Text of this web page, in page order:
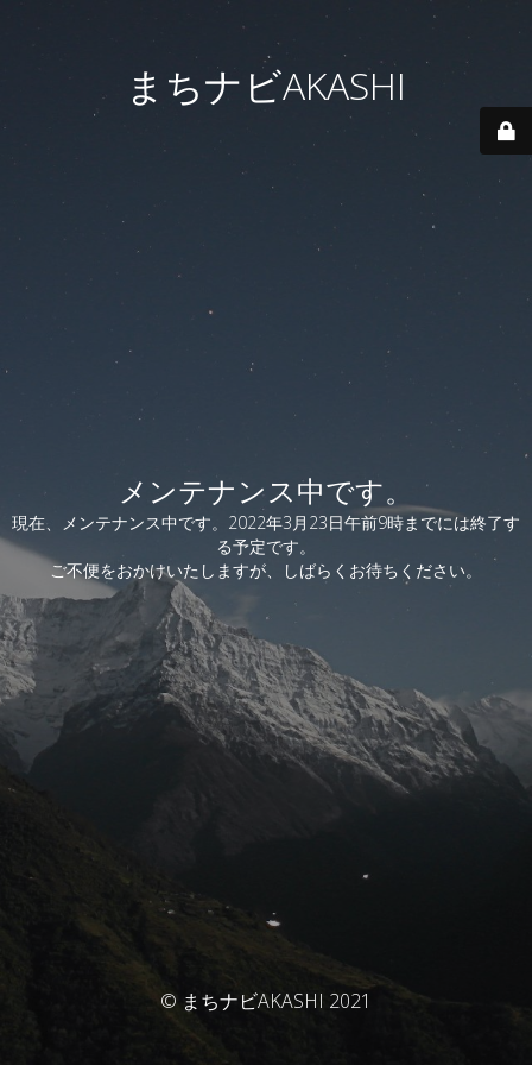
まちナビAKASHI
メンテナンス中です。
現在、メンテナンス中です。2022年3月23日午前9時までには終了す
る予定です。
ご不便をおかけいたしますが、しばらくお待ちください。
© まちナビAKASHI 2021